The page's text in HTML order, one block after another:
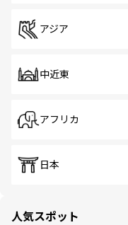
アジア
中近東
アフリカ
日本
人気スポット